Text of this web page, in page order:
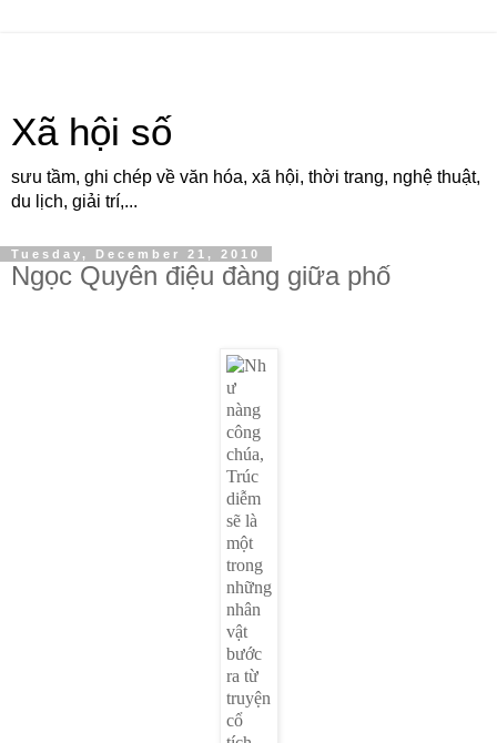
Xã hội số
sưu tầm, ghi chép về văn hóa, xã hội, thời trang, nghệ thuật,
du lịch, giải trí,...
Tuesday, December 21, 2010
Ngọc Quyên điệu đàng giữa phố